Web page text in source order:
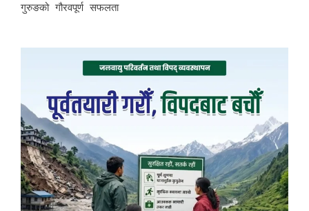
गुरुङको गौरवपूर्ण सफलता